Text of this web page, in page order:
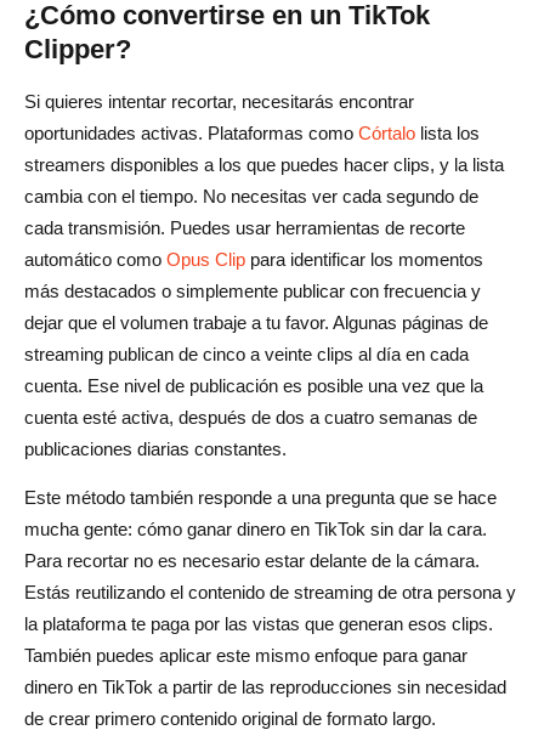
¿Cómo convertirse en un TikTok
Clipper?
Si quieres intentar recortar, necesitarás encontrar
oportunidades activas. Plataformas como Córtalo lista los
streamers disponibles a los que puedes hacer clips, y la lista
cambia con el tiempo. No necesitas ver cada segundo de
cada transmisión. Puedes usar herramientas de recorte
automático como Opus Clip para identificar los momentos
más destacados o simplemente publicar con frecuencia y
dejar que el volumen trabaje a tu favor. Algunas páginas de
streaming publican de cinco a veinte clips al día en cada
cuenta. Ese nivel de publicación es posible una vez que la
cuenta esté activa, después de dos a cuatro semanas de
publicaciones diarias constantes.
Este método también responde a una pregunta que se hace
mucha gente: cómo ganar dinero en TikTok sin dar la cara.
Para recortar no es necesario estar delante de la cámara.
Estás reutilizando el contenido de streaming de otra persona y
la plataforma te paga por las vistas que generan esos clips.
También puedes aplicar este mismo enfoque para ganar
dinero en TikTok a partir de las reproducciones sin necesidad
de crear primero contenido original de formato largo.